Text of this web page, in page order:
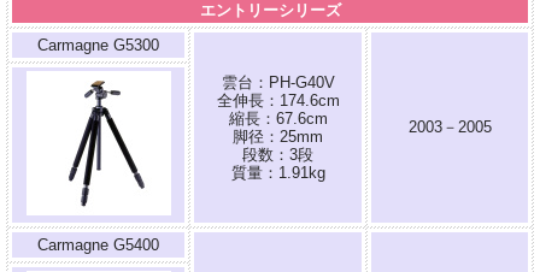
エントリーシリーズ
Carmagne G5300
雲台：PH-G40V
全伸長：174.6cm
縮長：67.6cm
脚径：25mm
段数：3段
質量：1.91kg
2003－2005
Carmagne G5400